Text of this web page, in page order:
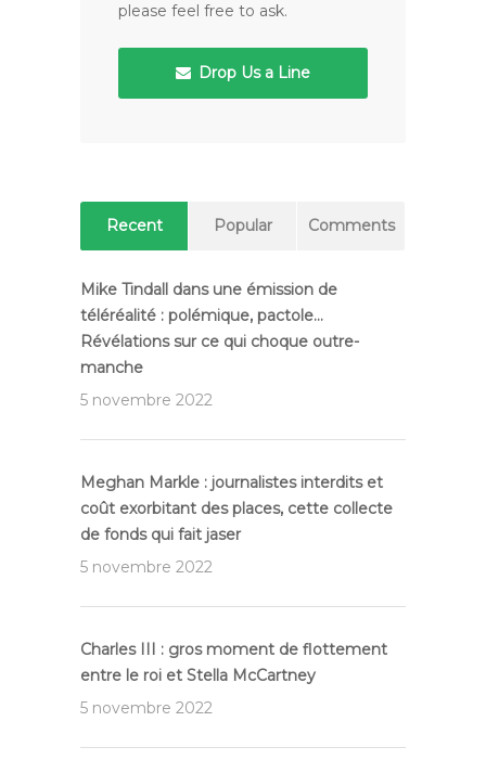
please feel free to ask.
Drop Us a Line
Recent Popular Comments
Mike Tindall dans une émission de
téléréalité : polémique, pactole…
Révélations sur ce qui choque outre-
manche
5 novembre 2022
Meghan Markle : journalistes interdits et
coût exorbitant des places, cette collecte
de fonds qui fait jaser
5 novembre 2022
Charles III : gros moment de flottement
entre le roi et Stella McCartney
5 novembre 2022